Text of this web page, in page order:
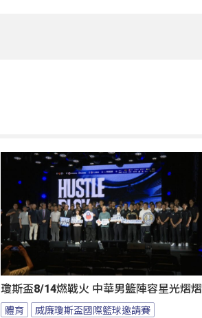
瓊斯盃8/14燃戰火 中華男籃陣容星光熠熠
體育 威廉瓊斯盃國際籃球邀請賽